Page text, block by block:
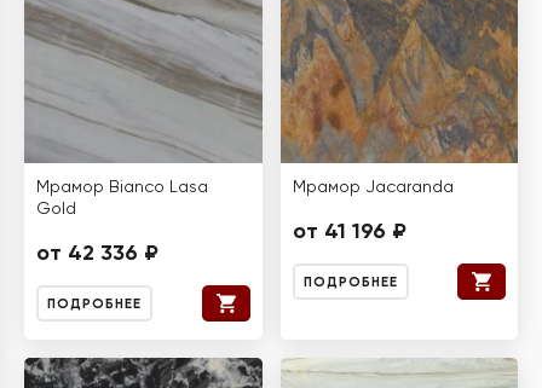
Мрамор Bianco Lasa
Gold
от 42 336 ₽
ПОДРОБНЕЕ
Мрамор Jacaranda
от 41 196 ₽
ПОДРОБНЕЕ